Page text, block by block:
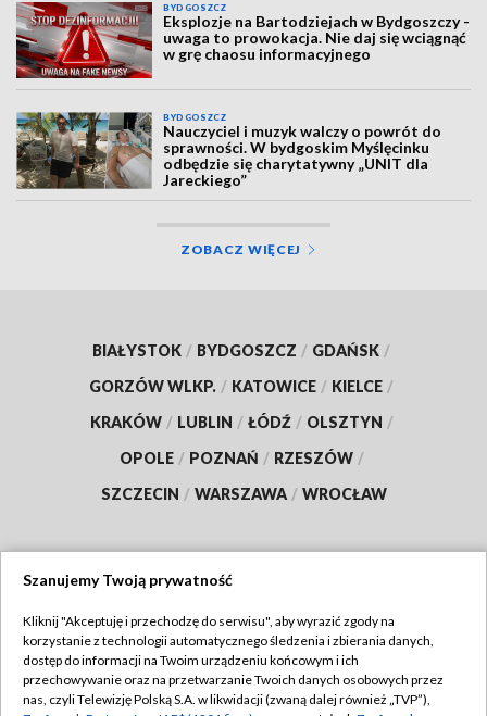
BYDGOSZCZ
Eksplozje na Bartodziejach w Bydgoszczy -
uwaga to prowokacja. Nie daj się wciągnąć
w grę chaosu informacyjnego
BYDGOSZCZ
Nauczyciel i muzyk walczy o powrót do
sprawności. W bydgoskim Myślęcinku
odbędzie się charytatywny „UNIT dla
Jareckiego”
ZOBACZ WIĘCEJ
BIAŁYSTOK / BYDGOSZCZ / GDAŃSK /
GORZÓW WLKP. / KATOWICE / KIELCE /
KRAKÓW / LUBLIN / ŁÓDŹ / OLSZTYN /
OPOLE / POZNAŃ / RZESZÓW /
SZCZECIN / WARSZAWA / WROCŁAW
TVP
Abonament TVP
Regulamin TVP
Szanujemy Twoją prywatność
Kliknij "Akceptuję i przechodzę do serwisu", aby wyrazić zgody na
korzystanie z technologii automatycznego śledzenia i zbierania danych,
dostęp do informacji na Twoim urządzeniu końcowym i ich
przechowywanie oraz na przetwarzanie Twoich danych osobowych przez
nas, czyli Telewizję Polską S.A. w likwidacji (zwaną dalej również „TVP”),